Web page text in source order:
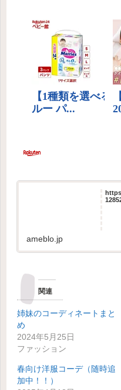
ameblo.jp
関連
姉妹のコーディネートまと
め
2024年5月25日
ファッション
春向け洋服コーデ（随時追
加中！！）